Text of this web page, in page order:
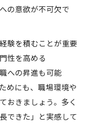
の意欲が不可欠で
験を積むことが重要
性を高める
への昇進も可能
めにも、職場環境や
おきましょう。多く
できた」と実感して